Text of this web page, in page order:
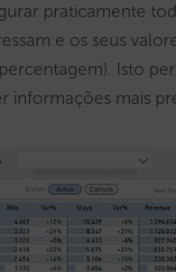
praticamente
e os seus
Isto
informações mais